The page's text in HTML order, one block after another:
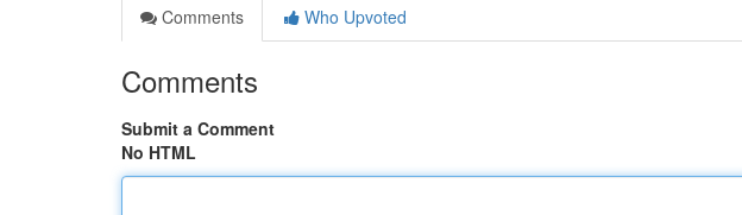
Comments
Who Upvoted
Comments
Submit a Comment
No HTML